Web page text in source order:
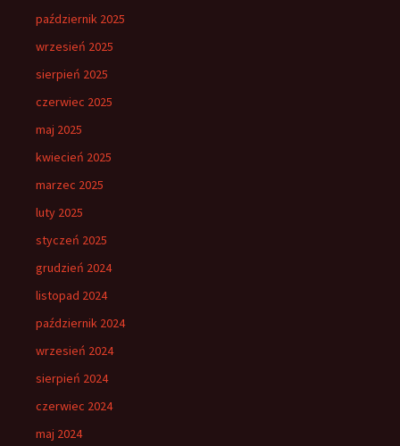
październik 2025
wrzesień 2025
sierpień 2025
czerwiec 2025
maj 2025
kwiecień 2025
marzec 2025
luty 2025
styczeń 2025
grudzień 2024
listopad 2024
październik 2024
wrzesień 2024
sierpień 2024
czerwiec 2024
maj 2024